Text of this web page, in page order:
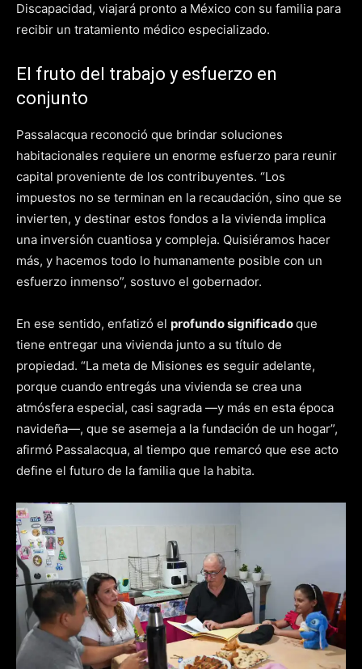
Discapacidad, viajará pronto a México con su familia para
recibir un tratamiento médico especializado.
El fruto del trabajo y esfuerzo en
conjunto
Passalacqua reconoció que brindar soluciones
habitacionales requiere un enorme esfuerzo para reunir
capital proveniente de los contribuyentes. “Los
impuestos no se terminan en la recaudación, sino que se
invierten, y destinar estos fondos a la vivienda implica
una inversión cuantiosa y compleja. Quisiéramos hacer
más, y hacemos todo lo humanamente posible con un
esfuerzo inmenso”, sostuvo el gobernador.
En ese sentido, enfatizó el profundo significadoque
tiene entregar una vivienda junto a su título de
propiedad. “La meta de Misiones es seguir adelante,
porque cuando entregás una vivienda se crea una
atmósfera especial, casi sagrada —y más en esta época
navideña—, que se asemeja a la fundación de un hogar”,
afirmó Passalacqua, al tiempo que remarcó que ese acto
define el futuro de la familia que la habita.